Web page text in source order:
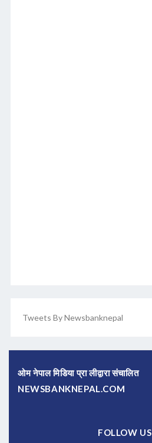
Tweets By Newsbanknepal
ओम नेपाल मिडिया प्रा लीद्वारा संचालित
NEWSBANKNEPAL.COM
FOLLOW US